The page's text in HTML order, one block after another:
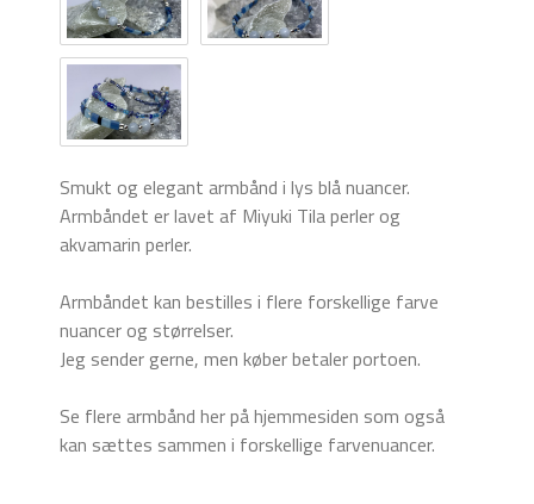
Smukt og elegant armbånd i lys blå nuancer.
Armbåndet er lavet af Miyuki Tila perler og
akvamarin perler.
Armbåndet kan bestilles i flere forskellige farve
nuancer og størrelser.
Jeg sender gerne, men køber betaler portoen.
Se flere armbånd her på hjemmesiden som også
kan sættes sammen i forskellige farvenuancer.